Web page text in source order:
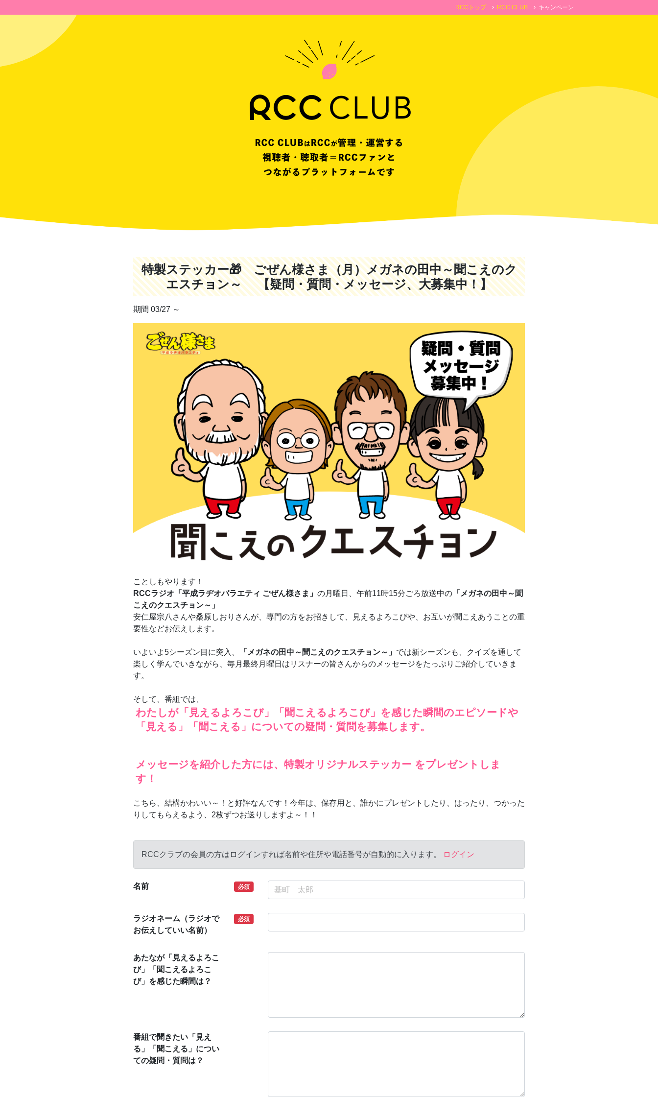
RCCトップ chevron_right RCC CLUB chevron_right キャンペーン
特製ステッカー🎁 ごぜん様さま（月）メガネの田中～聞こえのク
エスチョン～ 【疑問・質問・メッセージ、大募集中！】
期間 03/27 ～
ことしもやります！
RCCラジオ「平成ラヂオバラエティ ごぜん様さま」 の月曜日、午前11時15分ごろ放送中の 「メガネの田中～聞
こえのクエスチョン～」
安仁屋宗八さんや桑原しおりさんが、専門の方をお招きして、見えるよろこびや、お互いが聞こえあうことの重
要性などお伝えします。
いよいよ5シーズン目に突入、 「メガネの田中～聞こえのクエスチョン～」 では新シーズンも、クイズを通して
楽しく学んでいきながら、毎月最終月曜日はリスナーの皆さんからのメッセージをたっぷりご紹介していきま
す。
そして、番組では、
わたしが「見えるよろこび」「聞こえるよろこび」を感じた瞬間のエピソードや
「見える」「聞こえる」についての疑問・質問を募集します。
メッセージを紹介した方には、特製オリジナルステッカー をプレゼントしま
す！
こちら、結構かわいい～！と好評なんです！今年は、保存用と、誰かにプレゼントしたり、はったり、つかった
りしてもらえるよう、2枚ずつお送りしますよ～！！
RCCクラブの会員の方はログインすれば名前や住所や電話番号が自動的に入ります。 ログイン
名前 必須
ラジオネーム（ラジオで
お伝えしていい名前）
必須
あたなが「見えるよろこ
び」「聞こえるよろこ
び」を感じた瞬間は？
番組で聞きたい「見え
る」「聞こえる」につい
ての疑問・質問は？